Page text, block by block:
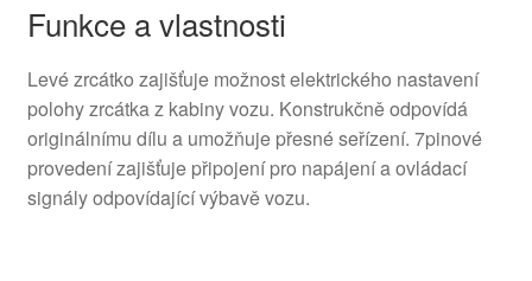
Funkce a vlastnosti
Levé zrcátko zajišťuje možnost elektrického nastavení
polohy zrcátka z kabiny vozu. Konstrukčně odpovídá
originálnímu dílu a umožňuje přesné seřízení. 7pinové
provedení zajišťuje připojení pro napájení a ovládací
signály odpovídající výbavě vozu.